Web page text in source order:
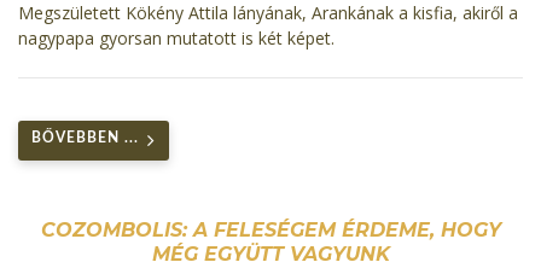
Megszületett Kökény Attila lányának, Arankának a kisfia, akiről a
nagypapa gyorsan mutatott is két képet.
BŐVEBBEN ...
COZOMBOLIS: A FELESÉGEM ÉRDEME, HOGY
MÉG EGYÜTT VAGYUNK